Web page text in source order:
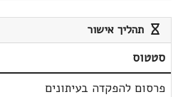
תהליך אישור
סטטוס
פרסום להפקדה בעיתונים